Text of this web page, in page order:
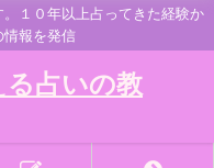
１０年以上占ってきた経験か
情報を発信
る占いの教